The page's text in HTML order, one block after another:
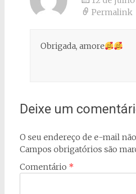
Permalink
Obrigada, amore
Deixe um
O seu endereço de e-mail
Campos obrigatórios são
Comentário *